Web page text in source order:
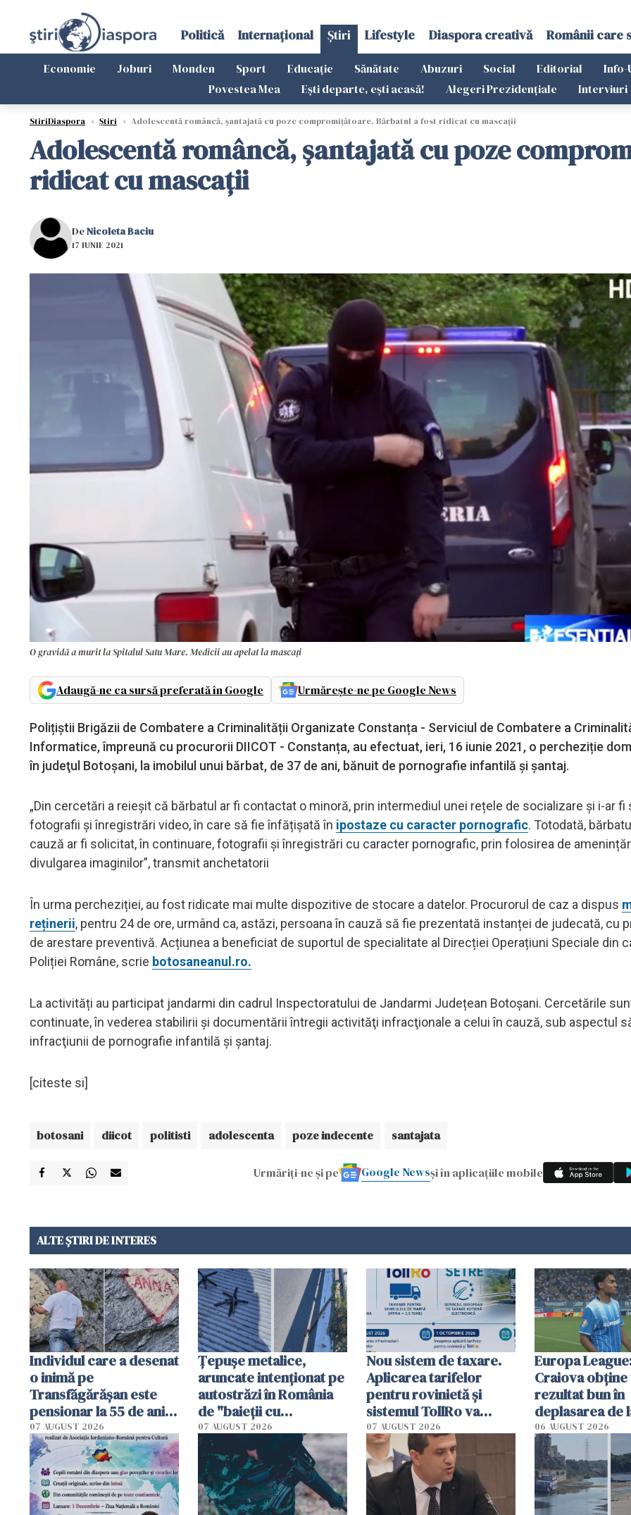
Politică Internațional Știri Lifestyle Diaspora creativă Românii care
Economie Joburi Monden Sport Educație Sănătate Abuzuri Social Editorial Info-
Povestea Mea
Ești departe, ești acasă! Alegeri Prezidențiale Interviuri
StiriDiaspora › Știri › Adolescentă româncă, șantajată cu poze compromițătoare. Bărbatul a fost ridicat cu mascații
Adolescentă româncă, șantajată cu poze
ridicat cu mascații
DeNicoleta Baciu
17 IUNIE 2021
O gravidă a murit la Spitalul Satu Mare. Medicii au apelat la mascați
Adaugă-ne ca sursă preferată în Google Urmărește-ne pe Google News
Polițiștii Brigăzii de Combatere a Criminalității Organizate Constanța - Serviciul de Combatere a
Informatice, împreună cu procurorii DIICOT - Constanța, au efectuat, ieri, 16 iunie 2021, o percheziție
în judeţul Botoșani, la imobilul unui bărbat, de 37 de ani, bănuit de pornografie infantilă și șantaj.
„Din cercetări a reieșit că bărbatul ar fi contactat o minoră, prin intermediul unei rețele de socializare şi i-ar fi
fotografii și înregistrări video, în care să fie înfățişată în ipostaze cu caracter pornografic. Totodată,
cauză ar fi solicitat, în continuare, fotografii şi înregistrări cu caracter pornografic, prin folosirea de
divulgarea imaginilor”, transmit anchetatorii
În urma percheziției, au fost ridicate mai multe dispozitive de stocare a datelor. Procurorul de caz a dispus
reținerii, pentru 24 de ore, urmând ca, astăzi, persoana în cauză să fie prezentată instanței de judecată, cu
de arestare preventivă. Acțiunea a beneficiat de suportul de specialitate al Direcției Operațiuni Speciale din
Poliției Române, scrie botosaneanul.ro.
La activități au participat jandarmi din cadrul Inspectoratului de Jandarmi Județean Botoșani. Cercetările
continuate, în vederea stabilirii şi documentării întregii activităţi infracţionale a celui în cauză, sub aspectul
infracţiunii de pornografie infantilă și șantaj.
[citeste si]
botosani diicot politisti adolescenta poze indecente santajata
Urmăriți-ne și pe Google Newsși în aplicațiile mobile
ALTE ȘTIRI DE INTERES
Individul care a desenat
o inimă pe
Transfăgărășan este
pensionar la 55 de ani.
Poliția l-a identificat
07 AUGUST 2026
Țepușe metalice,
aruncate intenționat pe
autostrăzi în România
de "baieții cu
platforme": "Mi-au
cerut 1200 lei să mă
tracteze"
07 AUGUST 2026
Nou sistem de taxare.
Aplicarea tarifelor
pentru rovinietă şi
sistemul TollRo va
începe la 1 octombrie
07 AUGUST 2026
Europa
Craiova obține
rezultat bun în
deplasarea de
06 AUGUST 2026